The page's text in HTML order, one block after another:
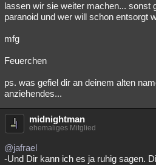
lassen wir sie weiter machen... sonst
paranoid und wer will schon entsorgt
mfg
Feuerchen
ps. was gefiel dir an deinem alten
anziehendes...
midnightman
ehemaliges Mitglied
@jafrael
-Und Dir kann ich es ja ruhig sagen.